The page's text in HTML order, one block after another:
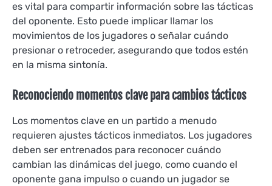
es vital para compartir información sobre las tácticas
del oponente. Esto puede implicar llamar los
movimientos de los jugadores o señalar cuándo
presionar o retroceder, asegurando que todos estén
en la misma sintonía.
Reconociendo momentos clave para cambios tácticos
Los momentos clave en un partido a menudo
requieren ajustes tácticos inmediatos. Los jugadores
deben ser entrenados para reconocer cuándo
cambian las dinámicas del juego, como cuando el
oponente gana impulso o cuando un jugador se